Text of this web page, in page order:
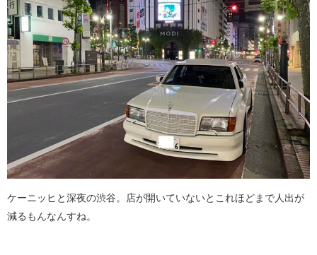
ケーニッヒと深夜の渋谷。店が開いていないとこれほどまで人出が
減るもんなんすね。